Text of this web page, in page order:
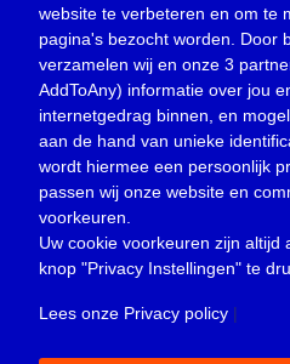
Media(156)
Nieuws (23.329)
Oproep(734)
Overlijden(39)
Podcast(18)
prijsvraag (5)
Religie (1.438)
Service(226)
website te verbeteren en om te
pagina's bezocht worden. Door
verzamelen wij en onze 3
AddToAny) informatie over jou
internetgedrag binnen, en
aan de hand van unieke
wordt hiermee een persoonlijk
passen wij onze website en
voorkeuren.
Uw cookie voorkeuren zijn altijd
knop "Privacy Instellingen" te
Lees onze Privacy policy |